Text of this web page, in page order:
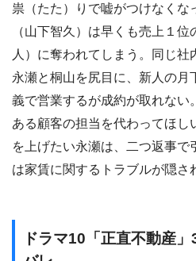
祟（たた）りで嘘がつけなくな
（山下智久）は早くも売上１
人）に奪われてしまう。同じ社
永瀬と桐山を尻目に、新人の月
義で営業するが成約が取れない
ある顧客の担当を代わってほし
を上げたい永瀬は、二つ返事で
は家賃に関するトラブルが隠
ドラマ10「正直不動産